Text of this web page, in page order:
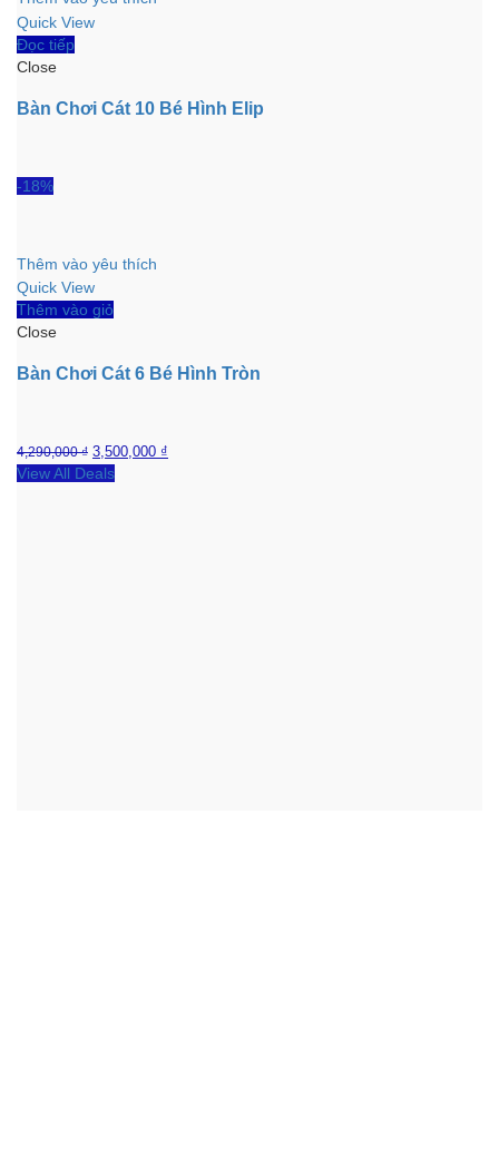
Quick View
Đọc tiếp
Close
Bàn Chơi Cát 10 Bé Hình Elip
-18%
Thêm vào yêu thích
Quick View
Thêm vào giỏ
Close
Bàn Chơi Cát 6 Bé Hình Tròn
4,290,000₫ 3,500,000 ₫
View All Deals